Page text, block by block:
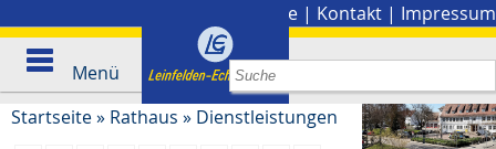
Presse | Kontakt | Impressum
Menü
Startseite» Rathaus » Dienstleistungen